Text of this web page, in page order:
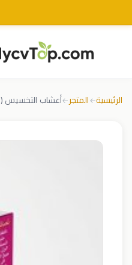
MycvTop
الرئيسية←المتجر←أعشاب التخسيس (Minceur Herbes) – 80 غ